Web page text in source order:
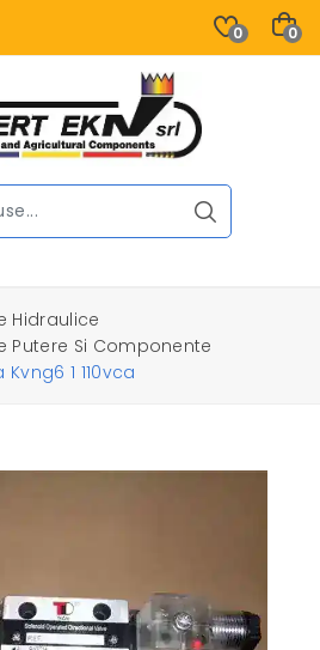
0 0
Hidraulice
Putere Si Componente
1 110vca